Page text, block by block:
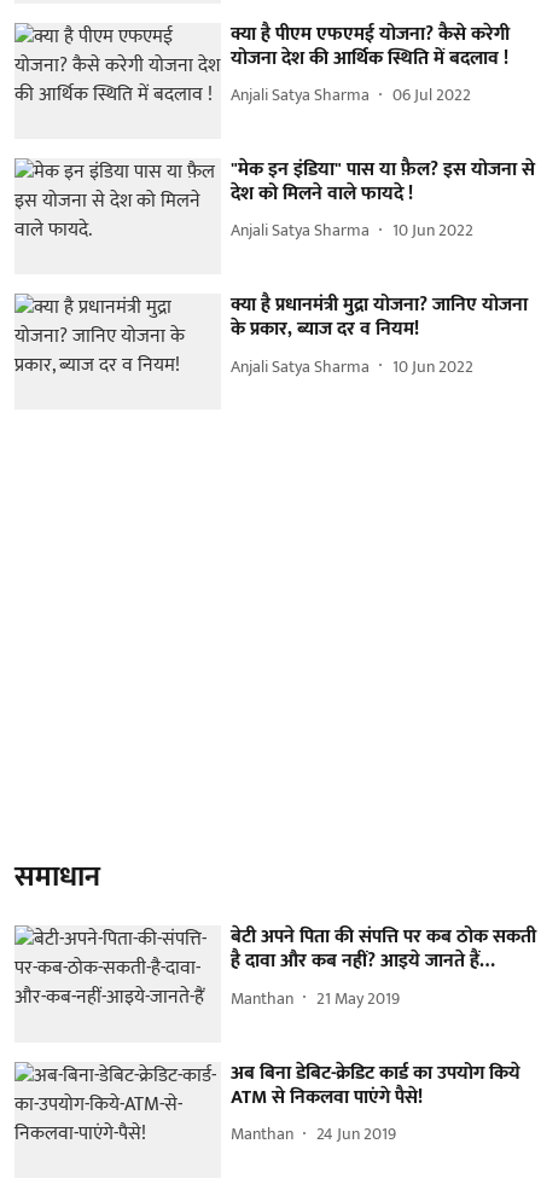
क्या है पीएम एफएमई योजना? कैसे करेगी
योजना देश की आर्थिक स्थिति में बदलाव !
Anjali Satya Sharma 06 Jul 2022
"मेक इन इंडिया" पास या फ़ैल? इस योजना से
देश को मिलने वाले फायदे !
Anjali Satya Sharma 10 Jun 2022
क्या है प्रधानमंत्री मुद्रा योजना? जानिए योजना
के प्रकार, ब्याज दर व नियम!
Anjali Satya Sharma 10 Jun 2022
समाधान
बेटी अपने पिता की संपत्ति पर कब ठोक सकती
है दावा और कब नहीं? आइये जानते हैं…
Manthan 21 May 2019
अब बिना डेबिट-क्रेडिट कार्ड का उपयोग किये
ATM से निकलवा पाएंगे पैसे!
Manthan 24 Jun 2019